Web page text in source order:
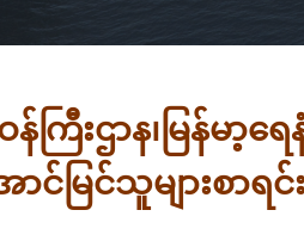
ကြီးဌာန၊မြန်မာ့
င်မြင်သူများစာရင်း